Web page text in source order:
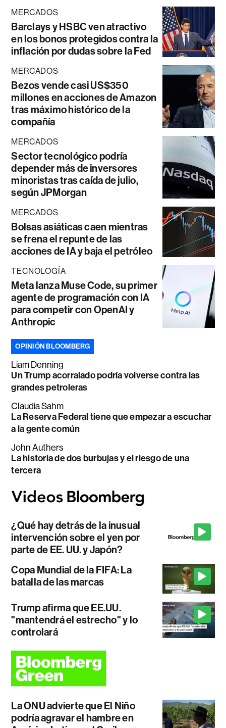
MERCADOS
Barclays y HSBC ven atractivo
en los bonos protegidos contra la
inflación por dudas sobre la Fed
MERCADOS
Bezos vende casi US$350
millones en acciones de Amazon
tras máximo histórico de la
compañía
MERCADOS
Sector tecnológico podría
depender más de inversores
minoristas tras caída de julio,
según JPMorgan
MERCADOS
Bolsas asiáticas caen mientras
se frena el repunte de las
acciones de IA y baja el petróleo
TECNOLOGÍA
Meta lanza Muse Code, su primer
agente de programación con IA
para competir con OpenAI y
Anthropic
OPINIÓN BLOOMBERG
Liam Denning
Un Trump acorralado podría volverse contra las
grandes petroleras
Claudia Sahm
La Reserva Federal tiene que empezar a escuchar
a la gente común
John Authers
La historia de dos burbujas y el riesgo de una
tercera
¿Qué hay detrás de la inusual
intervención sobre el yen por
parte de EE. UU. y Japón?
Copa Mundial de la FIFA: La
batalla de las marcas
Trump afirma que EE.UU.
"mantendrá el estrecho" y lo
controlará
La ONU advierte que El Niño
podría agravar el hambre en